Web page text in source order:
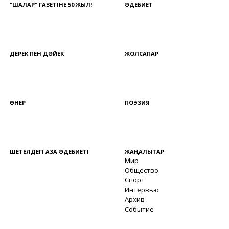
"ШАЛҚАР" ГАЗЕТІНЕ 50 ЖЫЛ! ӘДЕБИЕТ
ДЕРЕК ПЕН ДӘЙЕК ЖОЛСАПАР
ӨНЕР ПОЭЗИЯ
ШЕТЕЛДЕГІ ҚАЗАҚ ӘДЕБИЕТІ ЖАҢАЛЫҚТАР
Мир
Общество
Спорт
Интервью
Архив
Событие